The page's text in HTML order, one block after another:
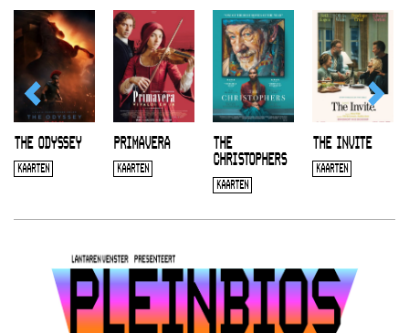
THE ODYSSEY
KAARTEN
PRIMAVERA
KAARTEN
THE
CHRISTOPHERS
KAARTEN
THE INVITE
KAARTEN